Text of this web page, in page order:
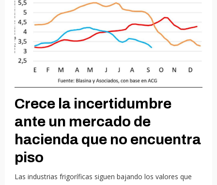
Crece la incertidumbre
ante un mercado de
hacienda que no encuentra
piso
Las industrias frigoríficas siguen bajando los valores que